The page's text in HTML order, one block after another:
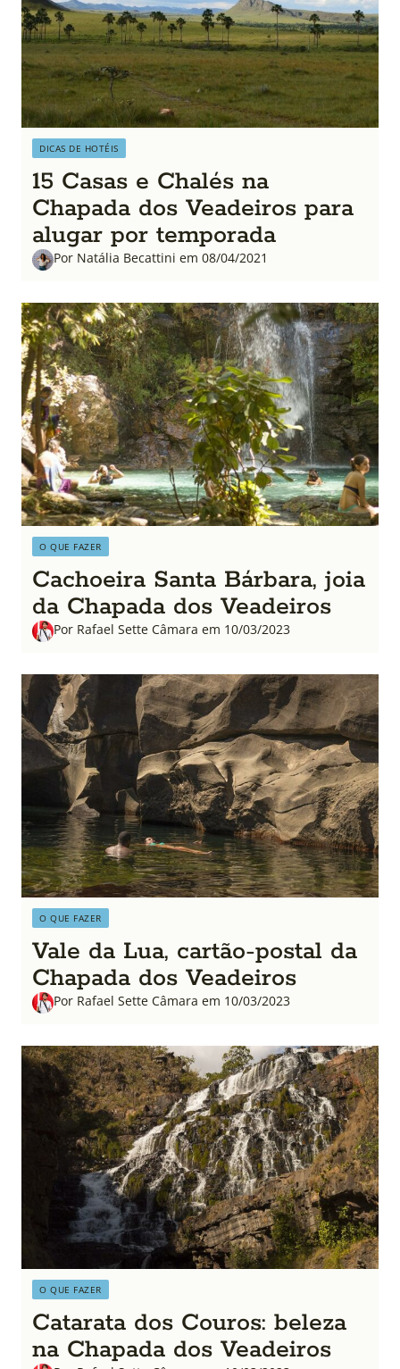
DICAS DE HOTÉIS
15 Casas e Chalés na
Chapada dos Veadeiros para
alugar por temporada
Por Natália Becattini em 08/04/2021
O QUE FAZER
Cachoeira Santa Bárbara, joia
da Chapada dos Veadeiros
Por Rafael Sette Câmara em 10/03/2023
O QUE FAZER
Vale da Lua, cartão-postal da
Chapada dos Veadeiros
Por Rafael Sette Câmara em 10/03/2023
O QUE FAZER
Catarata dos Couros: beleza
na Chapada dos Veadeiros